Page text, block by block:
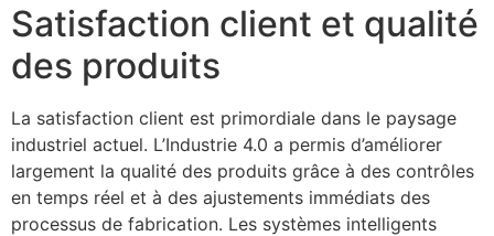
Satisfaction client et qualité
des produits
La satisfaction client est primordiale dans le paysage
industriel actuel. L’Industrie 4.0 a permis d’améliorer
largement la qualité des produits grâce à des contrôles
en temps réel et à des ajustements immédiats des
processus de fabrication. Les systèmes intelligents